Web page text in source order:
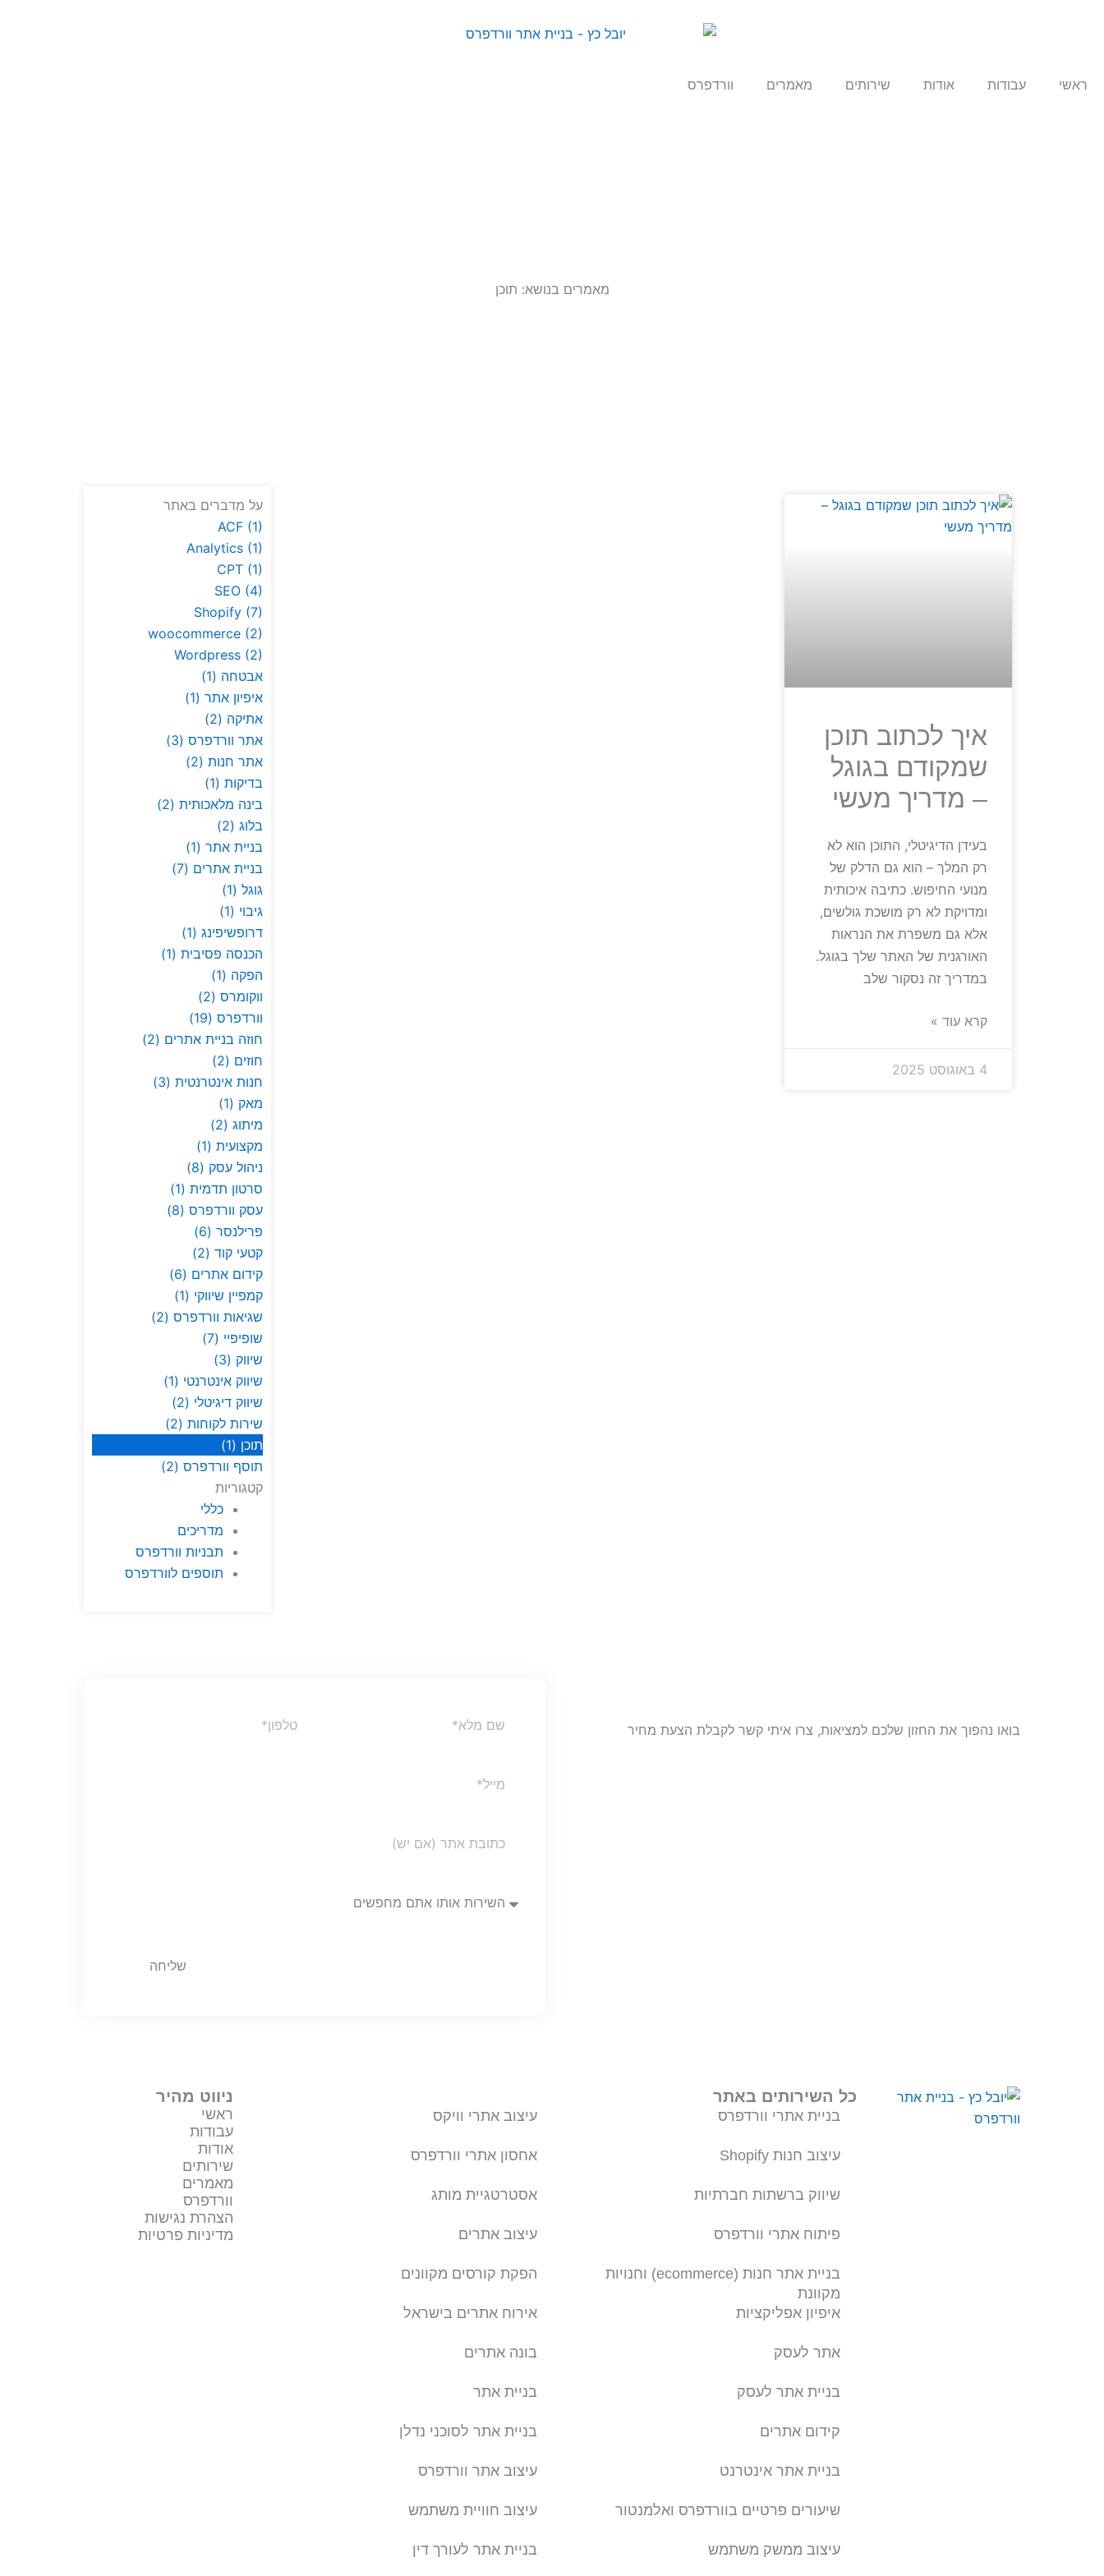
ראשי עבודות אודות שירותים מאמרים וורדפרס
מאמרים בנושא: תוכן
איך לכתוב תוכן
שמקודם בגוגל
– מדריך מעשי
בעידן הדיגיטלי, התוכן הוא לא
רק המלך – הוא גם הדלק של
מנועי החיפוש. כתיבה איכותית
ומדויקת לא רק מושכת גולשים,
אלא גם משפרת את הנראות
האורגנית של האתר שלך בגוגל.
במדריך זה נסקור שלב
קרא עוד »
4 באוגוסט 2025
על מדברים באתר
ACF (1)
Analytics (1)
CPT (1)
SEO (4)
Shopify (7)
woocommerce (2)
Wordpress (2)
אבטחה (1)
איפיון אתר (1)
אתיקה (2)
אתר וורדפרס (3)
אתר חנות (2)
בדיקות (1)
בינה מלאכותית (2)
בלוג (2)
בניית אתר (1)
בניית אתרים (7)
גוגל (1)
גיבוי (1)
דרופשיפינג (1)
הכנסה פסיבית (1)
הפקה (1)
ווקומרס (2)
וורדפרס (19)
חוזה בניית אתרים (2)
חוזים (2)
חנות אינטרנטית (3)
מאק (1)
מיתוג (2)
מקצועית (1)
ניהול עסק (8)
סרטון תדמית (1)
עסק וורדפרס (8)
פרילנסר (6)
קטעי קוד (2)
קידום אתרים (6)
קמפיין שיווקי (1)
שגיאות וורדפרס (2)
שופיפיי (7)
שיווק (3)
שיווק אינטרנטי (1)
שיווק דיגיטלי (2)
שירות לקוחות (2)
תוכן (1)
תוסף וורדפרס (2)
קטגוריות
כללי
מדריכים
תבניות וורדפרס
תוספים לוורדפרס
בואו נהפוך את החזון שלכם למציאות, צרו איתי קשר לקבלת הצעת מחיר
Phone
שליחה
כל השירותים באתר
בניית אתרי וורדפרס עיצוב אתרי וויקס
עיצוב חנות Shopify אחסון אתרי וורדפרס
שיווק ברשתות חברתיות אסטרטגיית מותג
פיתוח אתרי וורדפרס עיצוב אתרים
בניית אתר חנות (ecommerce) וחנויות
מקוונת
הפקת קורסים מקוונים
איפיון אפליקציות אירוח אתרים בישראל
אתר לעסק בונה אתרים
בניית אתר לעסק בניית אתר
קידום אתרים בניית אתר לסוכני נדלן
בניית אתר אינטרנט עיצוב אתר וורדפרס
שיעורים פרטיים בוורדפרס ואלמנטור עיצוב חוויית משתמש
עיצוב ממשק משתמש בניית אתר לעורך דין
ניווט מהיר
ראשי
עבודות
אודות
שירותים
מאמרים
וורדפרס
הצהרת נגישות
מדיניות פרטיות